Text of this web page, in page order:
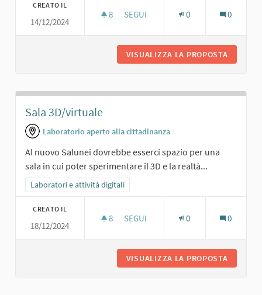
CREATO IL
14/12/2024
8 8 SOSTENITORI
SEGUI 0 0
VISUALIZZA LA PROPOSTA
Sala 3D/virtuale
Laboratorio aperto alla cittadinanza
Al nuovo Salunei dovrebbe esserci spazio per una
sala in cui poter sperimentare il 3D e la realtà...
Filtra i risultati per categoria: Laboratori e attività digitali
Laboratori e attività digitali
CREATO IL
18/12/2024
8 8 SOSTENITORI
SEGUI 0 0
VISUALIZZA LA PROPOSTA